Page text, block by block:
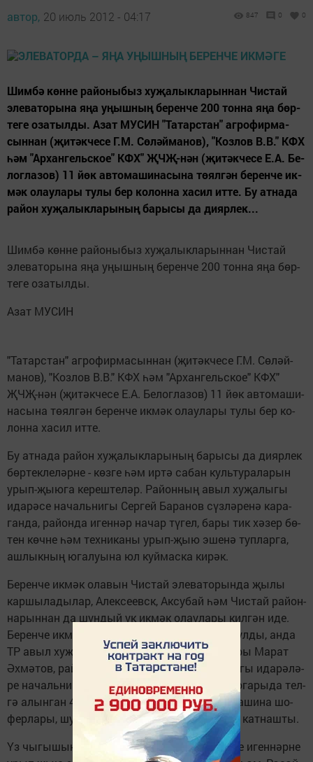
автор, 20 июль 2012 - 04:17 847 0 0
Шим­бә көн­не ра­йо­ны­быз ху­җа­лык­ла­рын­нан Чис­тай
эле­ва­то­ры­на яңа уңыш­ның бе­рен­че 200 тон­на яңа бөр­
те­ге оза­тыл­ды. Азат МУ­СИН "Та­тарс­тан" аг­ро­фир­ма­
сын­нан (җи­тәк­че­се Г.М. Сө­ләй­ма­нов), "Коз­лов В.В." КФХ
һәм "Ар­хан­гельс­ко­е" КФХ" ҖЧҖ-нән (җи­тәк­че­се Е.А. Бе­
лог­ла­зов) 11 йөк ав­то­ма­ши­на­сы­на тө­ял­гән бе­рен­че ик­
мәк олау­ла­ры ту­лы бер ко­лон­на ха­сил ит­те. Бу ат­на­да
ра­йон ху­җа­лык­ла­ры­ның ба­ры­сы да ди­яр­лек...
Шим­бә көн­не ра­йо­ны­быз ху­җа­лык­ла­рын­нан Чис­тай
эле­ва­то­ры­на яңа уңыш­ның бе­рен­че 200 тон­на яңа бөр­
те­ге оза­тыл­ды.
Азат МУ­СИН
"Та­тарс­тан" аг­ро­фир­ма­сын­нан (җи­тәк­че­се Г.М. Сө­ләй­
ма­нов), "Коз­лов В.В." КФХ һәм "Ар­хан­гельс­ко­е" КФХ"
ҖЧҖ-нән (җи­тәк­че­се Е.А. Бе­лог­ла­зов) 11 йөк ав­то­ма­ши­
на­сы­на тө­ял­гән бе­рен­че ик­мәк олау­ла­ры ту­лы бер ко­
лон­на ха­сил ит­те.
Бу ат­на­да ра­йон ху­җа­лык­ла­ры­ның ба­ры­сы да ди­яр­лек
бөр­тек­ле­ләр­не - көз­ге һәм ир­тә са­бан куль­ту­ра­ла­рын
урып-җы­ю­га ке­реш­те­ләр. Ра­йон­ның авыл ху­җа­лы­гы
ида­рә­се на­чаль­ни­гы Сер­гей Ба­ра­нов сүз­лә­ре­нә ка­ра­
ган­да, ра­йон­да иген­нәр на­чар тү­гел, ба­ры тик хә­зер бө­
тен көч­не һәм тех­ни­ка­ны урып-җыю эше­нә туп­лар­га,
аш­лык­ның юга­лу­ы­на юл куй­мас­ка ки­рәк.
Бе­рен­че ик­мәк ола­вын Чис­тай эле­ва­то­рын­да җы­лы
кар­шы­ла­ды­лар, Алек­се­евск, Ак­су­бай һәм Чис­тай ра­йон­
на­рын­нан да шун­дый ук ик­мәк олау­ла­ры кил­гән иде.
Бе­рен­че ик­мәк тап­шы­ру уңа­ен­нан ми­тинг бул­ды, ан­да
ТР авыл ху­җа­лы­гы һәм азык-тө­лек ми­нист­ры Ма­рат
Әх­мә­тов, ра­йон баш­лык­ла­ры, авыл ху­җа­лы­гы ида­рә­лә­
ре на­чаль­ник­ла­ры, ху­җа­лык җи­тәк­че­лә­ре, юга­ры­да тел­
гә алын­ган 4 ра­йон­нан ик­мәк тө­я­гән ав­то­ма­ши­на шо­
фер­ла­ры, шу­лай ук эле­ва­тор­да эш­ләү­че­ләр кат­наш­ты.
Үз чы­гы­шын­да Ма­рат Әх­мә­тов иген­че­лә­рне иген­нәр­не